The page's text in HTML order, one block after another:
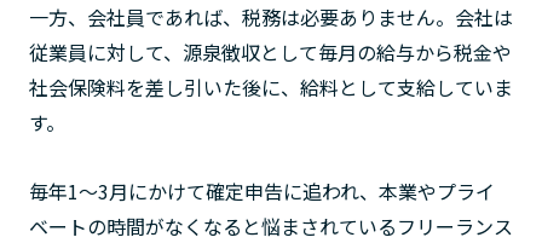
一方、会社員であれば、税務は必要ありません。会社は
従業員に対して、源泉徴収として毎月の給与から税金や
社会保険料を差し引いた後に、給料として支給していま
す。
毎年1～3月にかけて確定申告に追われ、本業やプライ
ベートの時間がなくなると悩まされているフリーランス